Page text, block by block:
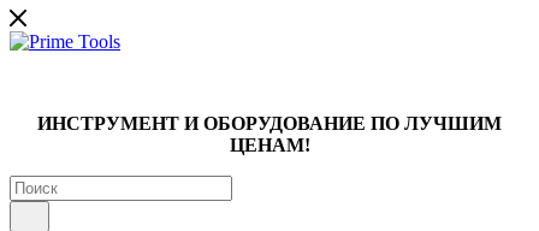
ИНСТРУМЕНТ И ОБОРУДОВАНИЕ ПО ЛУЧШИМ
ЦЕНАМ!